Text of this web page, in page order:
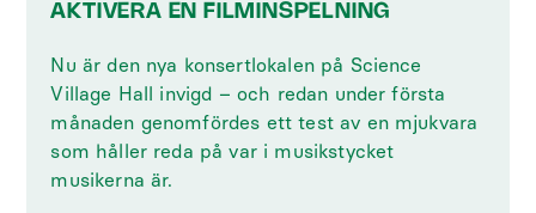
AKTIVERA EN FILMINSPELNING
‍Nu är den nya konsertlokalen på Science
Village Hall invigd – och redan under första
månaden genomfördes ett test av en mjukvara
som håller reda på var i musikstycket
musikerna är.